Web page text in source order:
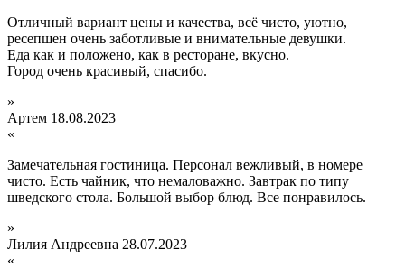
Отличный вариант цены и качества, всё чисто, уютно,
ресепшен очень заботливые и внимательные девушки.
Еда как и положено, как в ресторане, вкусно.
Город очень красивый, спасибо.
»
Артем 18.08.2023
«
Замечательная гостиница. Персонал вежливый, в номере
чисто. Есть чайник, что немаловажно. Завтрак по типу
шведского стола. Большой выбор блюд. Все понравилось.
»
Лилия Андреевна 28.07.2023
«